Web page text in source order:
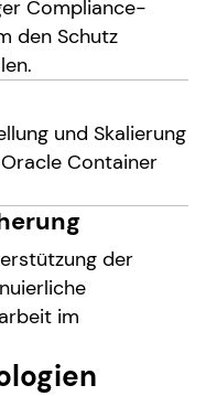
Compliance-
den Schutz
und Skalierung
Container
der
im